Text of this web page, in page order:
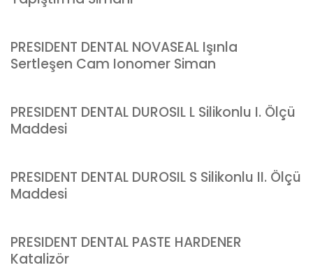
PRESIDENT DENTAL NOVASEAL Işınla
Sertleşen Cam Ionomer Siman
PRESIDENT DENTAL DUROSIL L Silikonlu I. Ölçü
Maddesi
PRESIDENT DENTAL DUROSIL S Silikonlu II. Ölçü
Maddesi
PRESIDENT DENTAL PASTE HARDENER
Katalizör